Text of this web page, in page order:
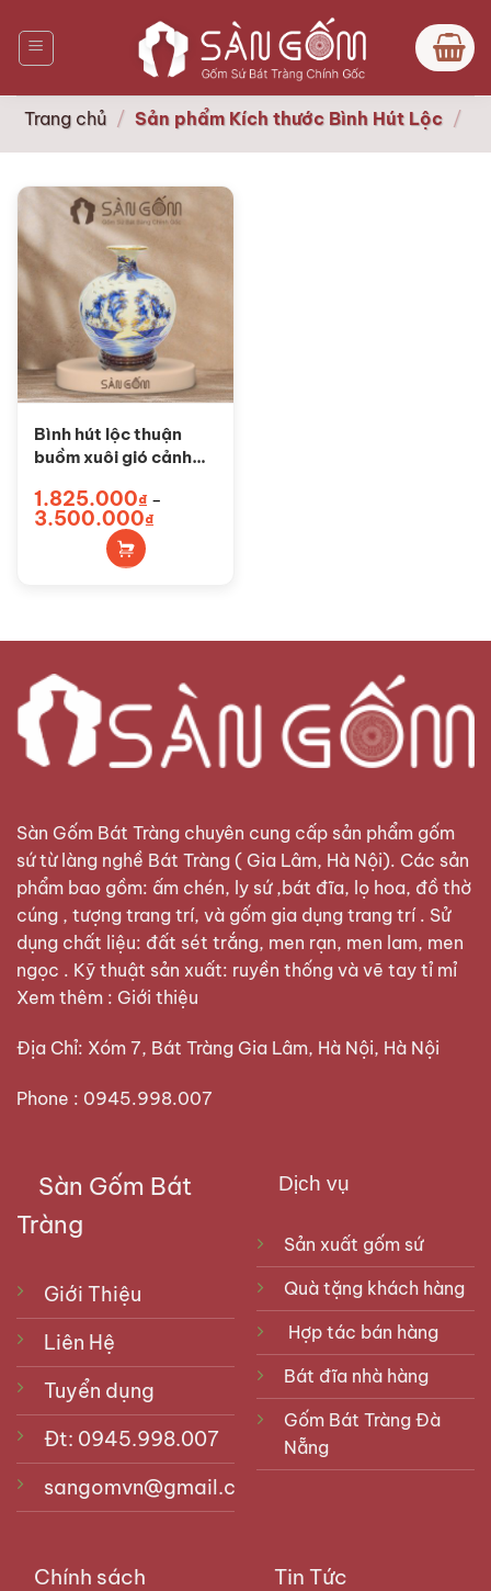
qua
nội
dung
Trang chủ / Sản phẩm Kích thước Bình Hút Lộc /
Bình hút lộc thuận
buồm xuôi gió cảnh
SG-BHL163
1.825.000₫ –
3.500.000₫Khoảng
giá:
Sản
phẩm
thể.
tùy
chọn
có
thể
trên
trang
sản
phẩm
Sàn Gốm Bát Tràng chuyên cung cấp sản phẩm gốm
sứ từ làng nghề Bát Tràng ( Gia Lâm, Hà Nội). Các sản
phẩm bao gồm: ấm chén, ly sứ ,bát đĩa, lọ hoa, đồ thờ
cúng , tượng trang trí, và gốm gia dụng trang trí . Sử
dụng chất liệu: đất sét trắng, men rạn, men lam, men
ngọc . Kỹ thuật sản xuất: ruyền thống và vẽ tay tỉ mỉ
Xem thêm : Giới thiệu
Địa Chỉ: Xóm 7, Bát Tràng Gia Lâm, Hà Nội, Hà Nội
Phone : 0945.998.007
Sàn Gốm Bát
Tràng
Giới Thiệu
Liên Hệ
Tuyển dụng
Đt: 0945.998.007
sangomvn@gmail.com
Dịch vụ
Sản xuất gốm sứ
Quà tặng khách hàng
Hợp tác bán hàng
Bát đĩa nhà hàng
Gốm Bát Tràng Đà
Nẵng
Chính sách Tin Tức